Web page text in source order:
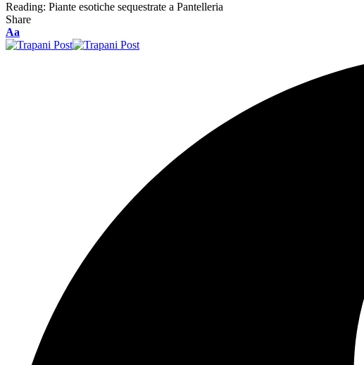
Reading: Piante esotiche sequestrate a Pantelleria
Share
Font
Resizer
Aa